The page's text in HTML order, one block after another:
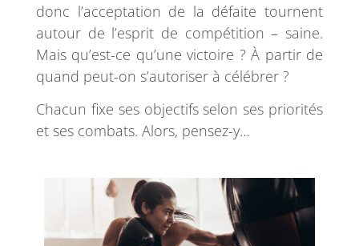
donc l’acceptation de la défaite tournent
autour de l’esprit de compétition – saine.
Mais qu’est-ce qu’une victoire ? À partir de
quand peut-on s’autoriser à célébrer ?
Chacun fixe ses objectifs selon ses priorités
et ses combats. Alors, pensez-y…